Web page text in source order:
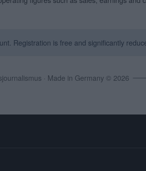
Registration is free and significantly
· Made in Germany © 2026